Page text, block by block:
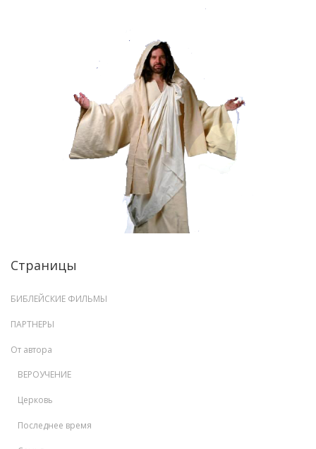
Страницы
БИБЛЕЙСКИЕ ФИЛЬМЫ
ПАРТНЕРЫ
От автора
ВЕРОУЧЕНИЕ
Церковь
Последнее время